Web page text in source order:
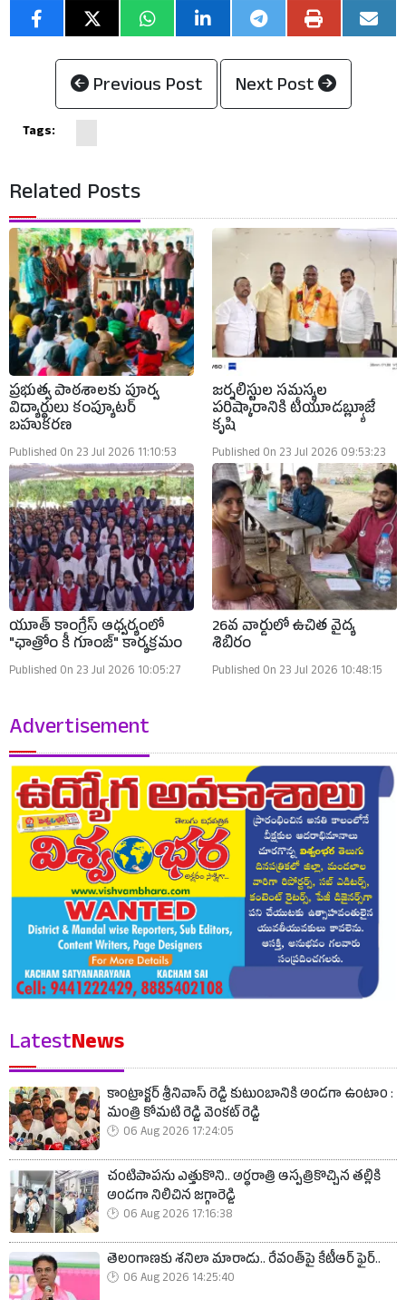
Previous Post Next Post
Tags:
Related Posts
ప్రభుత్వ పాఠశాలకు పూర్వ
విద్యార్థులు కంప్యూటర్
బహుకరణ
Published On 23 Jul 2026 11:10:53
జర్నలిస్టుల సమస్యల
పరిష్కారానికి టీయూడబ్ల్యూజే
కృషి
Published On 23 Jul 2026 09:53:23
యూత్ కాంగ్రేస్ ఆధ్వర్యంలో
"ఛాత్రోం కీ గూంజ్" కార్యక్రమం
Published On 23 Jul 2026 10:05:27
26వ వార్డులో ఉచిత వైద్య
శిబిరం
Published On 23 Jul 2026 10:48:15
Advertisement
LatestNews
కాంట్రాక్టర్ శ్రీనివాస్ రెడ్డి కుటుంబానికి అండగా ఉంటాం :
మంత్రి కోమటి రెడ్డి వెంకట్ రెడ్డి
06 Aug 2026 17:24:05
చంటిపాపను ఎత్తుకొని.. అర్ధరాత్రి ఆస్పత్రికొచ్చిన తల్లికి
అండగా నిలిచిన జగ్గారెడ్డి
06 Aug 2026 17:16:38
తెలంగాణకు శనిలా మారాడు.. రేవంత్‌పై కేటీఆర్ ఫైర్..
06 Aug 2026 14:25:40